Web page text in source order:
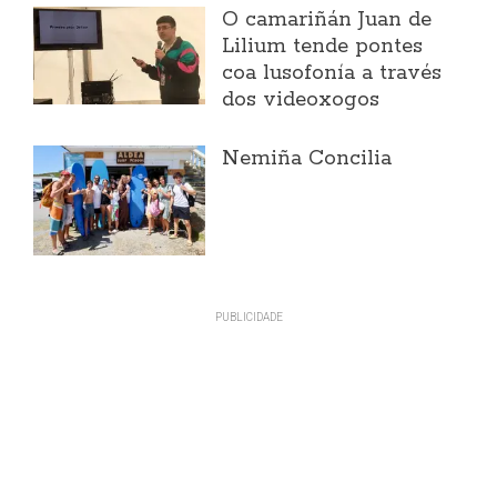
O camariñán Juan de
Lilium tende pontes
coa lusofonía a través
dos videoxogos
Nemiña Concilia